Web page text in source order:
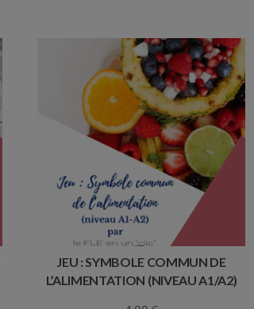
JEU : SYMBOLE COMMUN DE
L’ALIMENTATION (NIVEAU A1/A2)